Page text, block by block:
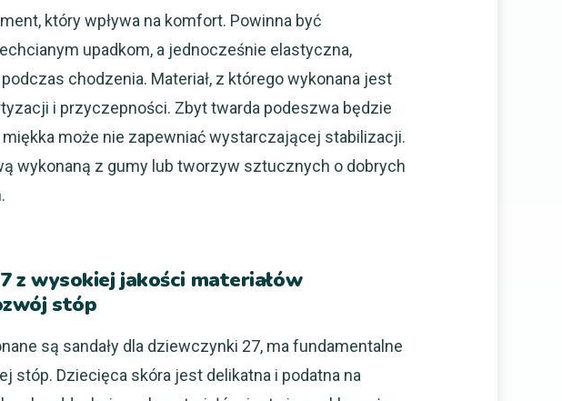
który wpływa na komfort. Powinna być
upadkom, a jednocześnie elastyczna,
chodzenia. Materiał, z którego wykonana jest
i przyczepności. Zbyt twarda podeszwa będzie
miękka może nie zapewniać wystarczającej stabilizacji.
wykonaną z gumy lub tworzyw sztucznych o dobrych
z wysokiej jakości materiałów
stóp
są sandały dla dziewczynki 27, ma fundamentalne
stóp. Dziecięca skóra jest delikatna i podatna na